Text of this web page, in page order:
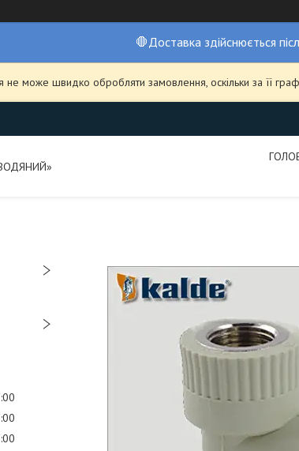
🛑Доставка здійснюється
не може швидко обробляти замовлення, оскільки за її